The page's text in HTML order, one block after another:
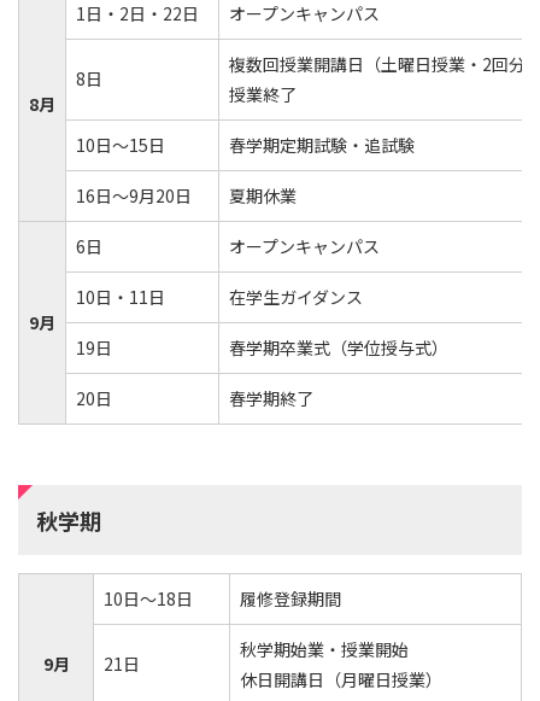
8月
1日・2日・22日 オープンキャンパス
8日
複数回授業開講日（土曜日授業・2回分
授業終了
10日～15日 春学期定期試験・追試験
16日～9月20日 夏期休業
9月
6日 オープンキャンパス
10日・11日 在学生ガイダンス
19日 春学期卒業式（学位授与式）
20日 春学期終了
秋学期
9月
10日～18日 履修登録期間
21日
秋学期始業・授業開始
休日開講日（月曜日授業）